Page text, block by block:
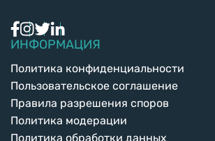
ИНФОРМАЦИЯ
Политика конфиденциальности
Пользовательское соглашение
Правила разрешения споров
Политика модерации
Политика обработки данных